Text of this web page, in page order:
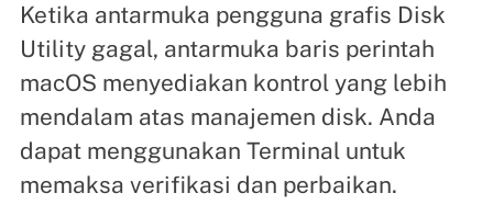
Ketika antarmuka pengguna grafis Disk
Utility gagal, antarmuka baris perintah
macOS menyediakan kontrol yang lebih
mendalam atas manajemen disk. Anda
dapat menggunakan Terminal untuk
memaksa verifikasi dan perbaikan.